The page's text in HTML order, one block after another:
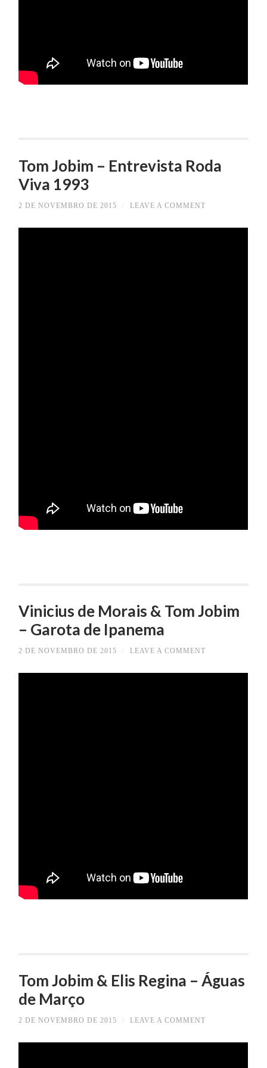
Tom Jobim – Entrevista Roda
Viva 1993
2 DE NOVEMBRO DE 2015 LEAVE A COMMENT
Vinicius de Morais & Tom Jobim
– Garota de Ipanema
2 DE NOVEMBRO DE 2015 LEAVE A COMMENT
Tom Jobim & Elis Regina – Águas
de Março
2 DE NOVEMBRO DE 2015 LEAVE A COMMENT